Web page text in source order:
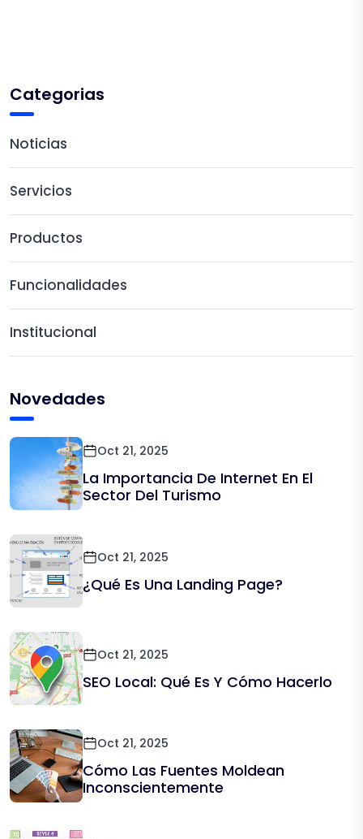
Categorias
Noticias
Servicios
Productos
Funcionalidades
Institucional
Novedades
Oct 21, 2025
La Importancia De Internet En El
Sector Del Turismo
Oct 21, 2025
¿Qué Es Una Landing Page?
Oct 21, 2025
SEO Local: Qué Es Y Cómo Hacerlo
Oct 21, 2025
Cómo Las Fuentes Moldean
Inconscientemente